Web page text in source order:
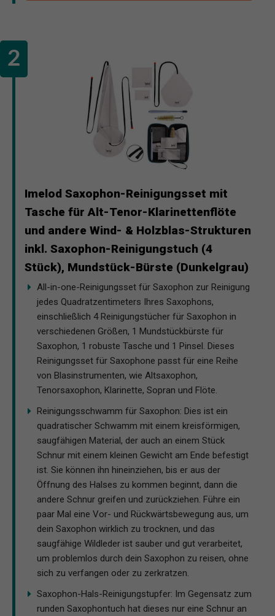
Imelod Saxophon-Reinigungsset mit
Tasche für Alt-Tenor-Klarinettenflöte
und andere Wind- & Holzblas-Strukturen
inkl. Saxophon-Reinigungstuch (4
Stück), Mundstück-Bürste (Dunkelgrau)
All-in-one-Reinigungsset für Saxophon zur Reinigung
jedes Quadratzentimeters Ihres Saxophons,
einschließlich 4 Reinigungstücher für Saxophon in
verschiedenen Größen, 1 Mundstückbürste für
Saxophon, 1 robuste Tasche und 1 Pinsel. Dieses
Reinigungsset für Saxophone passt für eine Reihe
von Blasinstrumenten, wie Altsaxophon,
Tenorsaxophon, Klarinette, Sopran und Flöte.
Reinigungsschwamm für Saxophon: Dies ist ein
quadratischer Schwamm mit einem kreisförmigen,
saugfähigen Material, der auch an einem Stück
Schnur mit einem kleinen Gewicht am Ende befestigt
ist. Sie können ihn hineinziehen, bis er aus der
Öffnung des Halses zu kommen beginnt, dann die
andere Schnur greifen und zurückziehen. Führe ein
paar Mal eine Vor- und Rückwärtsbewegung aus, um
dein Saxophon wirklich zu trocknen, und das
saugfähige Wildleder ist sauber und gut verarbeitet,
um problemlos durch dein Saxophon zu reisen, ohne
sich zu verfangen oder zu zerkratzen.
Saxophon-Hals-Reinigungstupfer: Im Gegensatz zum
runden Saxophontuch hat dieses nur eine Schnur an